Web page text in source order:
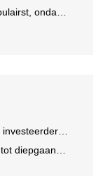
alternatieven
Apollo
over goede doelen